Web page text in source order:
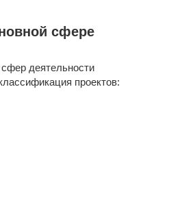
сфере
деятельности
проектов: